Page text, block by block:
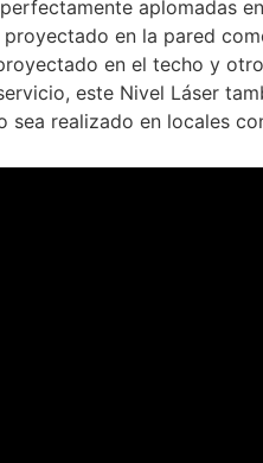
aplomadas
en la pared
en el techo y
este Nivel Láser
realizado en locales